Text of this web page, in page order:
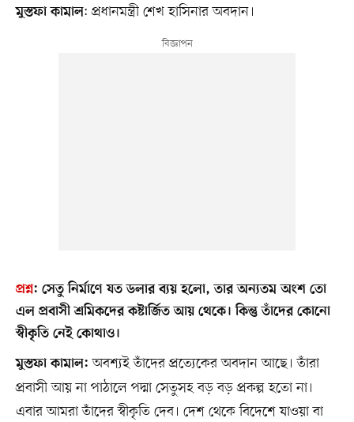
মুস্তফা কামাল: প্রধানমন্ত্রী শেখ হাসিনার অবদান।
প্রশ্ন: সেতু নির্মাণে যত ডলার ব্যয় হলো, তার অন্যতম অংশ তো
এল প্রবাসী শ্রমিকদের কষ্টার্জিত আয় থেকে। কিন্তু তাঁদের কোনো
স্বীকৃতি নেই কোথাও।
মুস্তফা কামাল: অবশ্যই তাঁদের প্রত্যেকের অবদান আছে। তাঁরা
প্রবাসী আয় না পাঠালে পদ্মা সেতুসহ বড় বড় প্রকল্প হতো না।
এবার আমরা তাঁদের স্বীকৃতি দেব। দেশ থেকে বিদেশে যাওয়া বা